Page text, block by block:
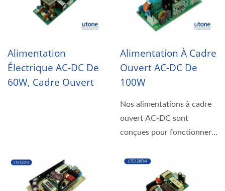
Alimentation
Électrique AC-DC De
60W, Cadre Ouvert
Alimentation À Cadre
Ouvert AC-DC De
100W
Nos alimentations à cadre
ouvert AC-DC sont
conçues pour fonctionner
système...